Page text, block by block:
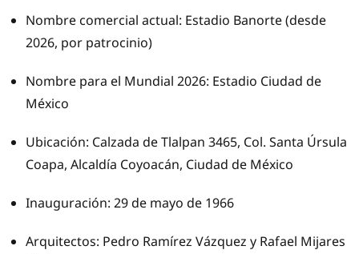
Nombre comercial actual: Estadio Banorte (desde
2026, por patrocinio)
Nombre para el Mundial 2026: Estadio Ciudad de
México
Ubicación: Calzada de Tlalpan 3465, Col. Santa Úrsula
Coapa, Alcaldía Coyoacán, Ciudad de México
Inauguración: 29 de mayo de 1966
Arquitectos: Pedro Ramírez Vázquez y Rafael Mijares